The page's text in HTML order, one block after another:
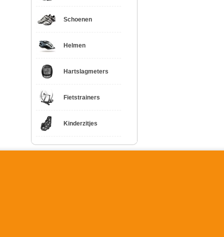
Schoenen
Helmen
Hartslagmeters
Fietstrainers
Kinderzitjes